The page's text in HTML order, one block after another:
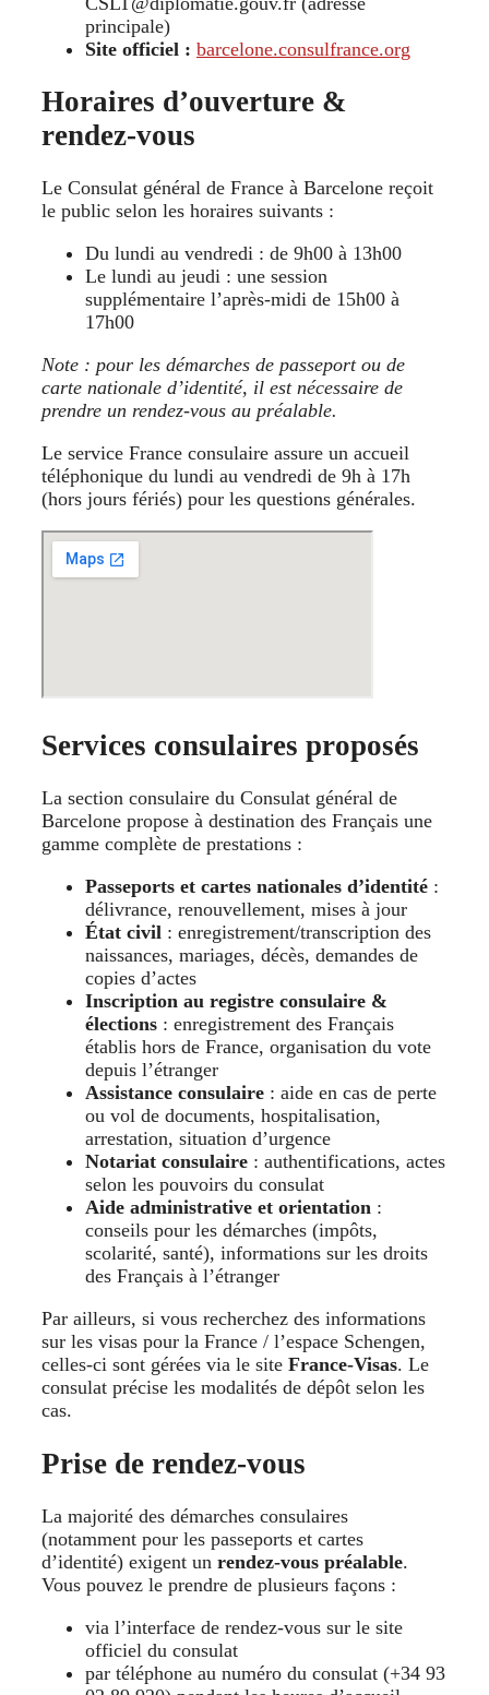
principale)
Site officiel : barcelone.consulfrance.org
Horaires d’ouverture &
rendez-vous
Le Consulat général de France à Barcelone reçoit
le public selon les horaires suivants :
Du lundi au vendredi : de 9h00 à 13h00
Le lundi au jeudi : une session
supplémentaire l’après-midi de 15h00 à
17h00
Note : pour les démarches de passeport ou de
carte nationale d’identité, il est nécessaire de
prendre un rendez-vous au préalable.
Le service France consulaire assure un accueil
téléphonique du lundi au vendredi de 9h à 17h
(hors jours fériés) pour les questions générales.
Services consulaires proposés
La section consulaire du Consulat général de
Barcelone propose à destination des Français une
gamme complète de prestations :
Passeports et cartes nationales d’identité :
délivrance, renouvellement, mises à jour
État civil : enregistrement/transcription des
naissances, mariages, décès, demandes de
copies d’actes
Inscription au registre consulaire &
élections : enregistrement des Français
établis hors de France, organisation du vote
depuis l’étranger
Assistance consulaire : aide en cas de perte
ou vol de documents, hospitalisation,
arrestation, situation d’urgence
Notariat consulaire : authentifications, actes
selon les pouvoirs du consulat
Aide administrative et orientation :
conseils pour les démarches (impôts,
scolarité, santé), informations sur les droits
des Français à l’étranger
Par ailleurs, si vous recherchez des informations
sur les visas pour la France / l’espace Schengen,
celles-ci sont gérées via le site France-Visas. Le
consulat précise les modalités de dépôt selon les
cas.
Prise de rendez-vous
La majorité des démarches consulaires
(notamment pour les passeports et cartes
d’identité) exigent un rendez-vous préalable.
Vous pouvez le prendre de plusieurs façons :
via l’interface de rendez-vous sur le site
officiel du consulat
par téléphone au numéro du consulat (+34 93